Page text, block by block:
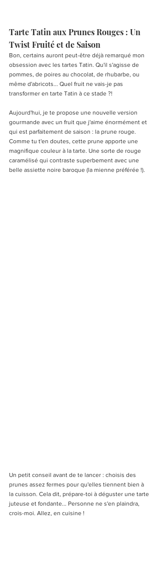
Tarte Tatin aux Prunes Rouges : Un
Twist Fruité et de Saison
Bon, certains auront peut-être déjà remarqué mon
obsession avec les tartes Tatin. Qu'il s'agisse de
pommes, de poires au chocolat, de rhubarbe, ou
même d'abricots... Quel fruit ne vais-je pas
transformer en tarte Tatin à ce stade ?!
Aujourd'hui, je te propose une nouvelle version
gourmande avec un fruit que j'aime énormément et
qui est parfaitement de saison : la prune rouge.
Comme tu t'en doutes, cette prune apporte une
magnifique couleur à la tarte. Une sorte de rouge
caramélisé qui contraste superbement avec une
belle assiette noire baroque (la mienne préférée !).
Un petit conseil avant de te lancer : choisis des
prunes assez fermes pour qu'elles tiennent bien à
la cuisson. Cela dit, prépare-toi à déguster une tarte
juteuse et fondante... Personne ne s'en plaindra,
crois-moi. Allez, en cuisine !